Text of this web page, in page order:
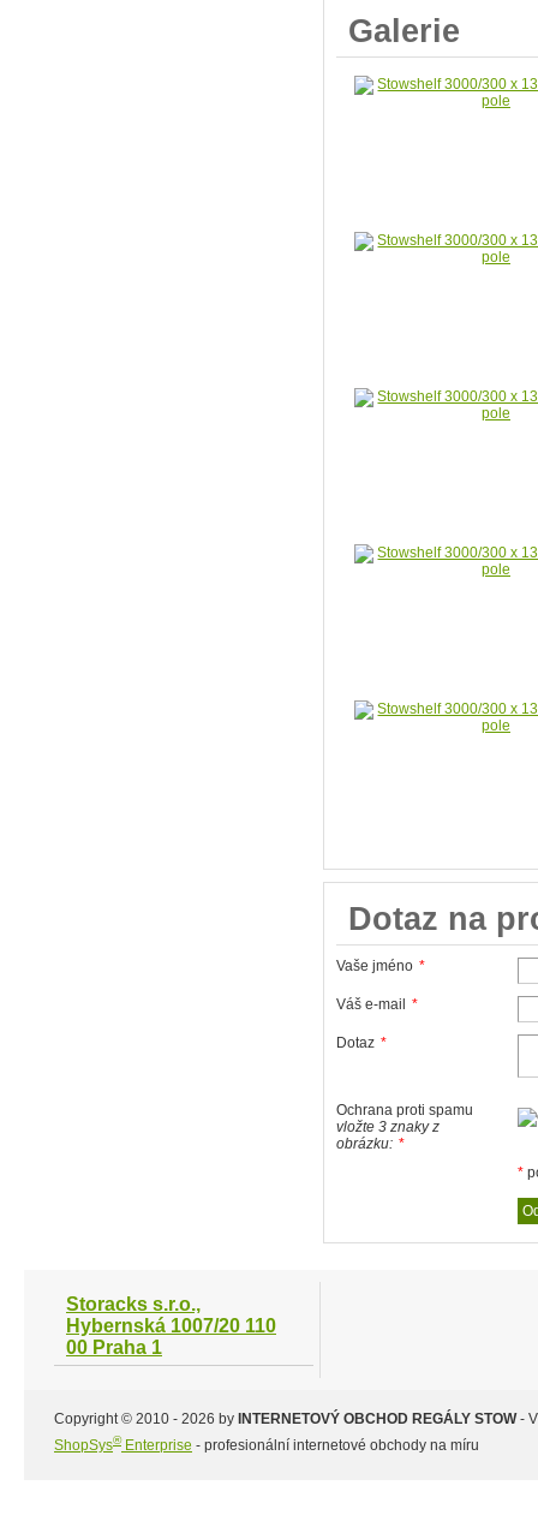
Galerie
Dotaz na
Vaše jméno *
Váš e-mail *
Dotaz *
Ochrana proti spamu
vložte 3 znaky z
obrázku: *
*
Storacks s.r.o.,
Hybernská 1007/20 110
00 Praha 1
Copyright © 2010 - 2026 by INTERNETOVÝ OBCHOD REGÁLY STOW-
ShopSys®Enterprise - profesionální internetové obchody na míru